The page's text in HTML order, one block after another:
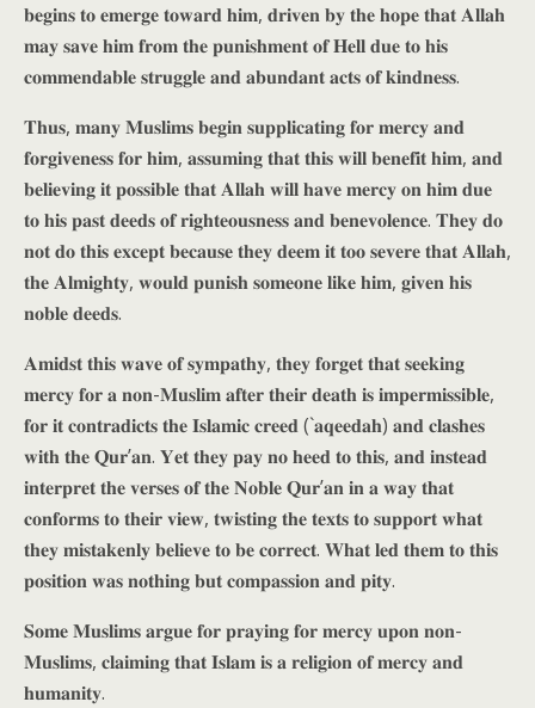
𝐛𝐞𝐠𝐢𝐧𝐬 𝐭𝐨 𝐞𝐦𝐞𝐫𝐠𝐞 𝐭𝐨𝐰𝐚𝐫𝐝 𝐡𝐢𝐦, 𝐝𝐫𝐢𝐯𝐞𝐧 𝐛𝐲 𝐭𝐡𝐞 𝐡𝐨𝐩𝐞 𝐭𝐡𝐚𝐭 𝐀𝐥𝐥𝐚𝐡
𝐦𝐚𝐲 𝐬𝐚𝐯𝐞 𝐡𝐢𝐦 𝐟𝐫𝐨𝐦 𝐭𝐡𝐞 𝐩𝐮𝐧𝐢𝐬𝐡𝐦𝐞𝐧𝐭 𝐨𝐟 𝐇𝐞𝐥𝐥 𝐝𝐮𝐞 𝐭𝐨 𝐡𝐢𝐬
𝐜𝐨𝐦𝐦𝐞𝐧𝐝𝐚𝐛𝐥𝐞 𝐬𝐭𝐫𝐮𝐠𝐠𝐥𝐞 𝐚𝐧𝐝 𝐚𝐛𝐮𝐧𝐝𝐚𝐧𝐭 𝐚𝐜𝐭𝐬 𝐨𝐟 𝐤𝐢𝐧𝐝𝐧𝐞𝐬𝐬.
𝐓𝐡𝐮𝐬, 𝐦𝐚𝐧𝐲 𝐌𝐮𝐬𝐥𝐢𝐦𝐬 𝐛𝐞𝐠𝐢𝐧 𝐬𝐮𝐩𝐩𝐥𝐢𝐜𝐚𝐭𝐢𝐧𝐠 𝐟𝐨𝐫 𝐦𝐞𝐫𝐜𝐲 𝐚𝐧𝐝
𝐟𝐨𝐫𝐠𝐢𝐯𝐞𝐧𝐞𝐬𝐬 𝐟𝐨𝐫 𝐡𝐢𝐦, 𝐚𝐬𝐬𝐮𝐦𝐢𝐧𝐠 𝐭𝐡𝐚𝐭 𝐭𝐡𝐢𝐬 𝐰𝐢𝐥𝐥 𝐛𝐞𝐧𝐞𝐟𝐢𝐭 𝐡𝐢𝐦, 𝐚𝐧𝐝
𝐛𝐞𝐥𝐢𝐞𝐯𝐢𝐧𝐠 𝐢𝐭 𝐩𝐨𝐬𝐬𝐢𝐛𝐥𝐞 𝐭𝐡𝐚𝐭 𝐀𝐥𝐥𝐚𝐡 𝐰𝐢𝐥𝐥 𝐡𝐚𝐯𝐞 𝐦𝐞𝐫𝐜𝐲 𝐨𝐧 𝐡𝐢𝐦 𝐝𝐮𝐞
𝐭𝐨 𝐡𝐢𝐬 𝐩𝐚𝐬𝐭 𝐝𝐞𝐞𝐝𝐬 𝐨𝐟 𝐫𝐢𝐠𝐡𝐭𝐞𝐨𝐮𝐬𝐧𝐞𝐬𝐬 𝐚𝐧𝐝 𝐛𝐞𝐧𝐞𝐯𝐨𝐥𝐞𝐧𝐜𝐞. 𝐓𝐡𝐞𝐲 𝐝𝐨
𝐧𝐨𝐭 𝐝𝐨 𝐭𝐡𝐢𝐬 𝐞𝐱𝐜𝐞𝐩𝐭 𝐛𝐞𝐜𝐚𝐮𝐬𝐞 𝐭𝐡𝐞𝐲 𝐝𝐞𝐞𝐦 𝐢𝐭 𝐭𝐨𝐨 𝐬𝐞𝐯𝐞𝐫𝐞 𝐭𝐡𝐚𝐭 𝐀𝐥𝐥𝐚𝐡,
𝐭𝐡𝐞 𝐀𝐥𝐦𝐢𝐠𝐡𝐭𝐲, 𝐰𝐨𝐮𝐥𝐝 𝐩𝐮𝐧𝐢𝐬𝐡 𝐬𝐨𝐦𝐞𝐨𝐧𝐞 𝐥𝐢𝐤𝐞 𝐡𝐢𝐦, 𝐠𝐢𝐯𝐞𝐧 𝐡𝐢𝐬
𝐧𝐨𝐛𝐥𝐞 𝐝𝐞𝐞𝐝𝐬.
𝐀𝐦𝐢𝐝𝐬𝐭 𝐭𝐡𝐢𝐬 𝐰𝐚𝐯𝐞 𝐨𝐟 𝐬𝐲𝐦𝐩𝐚𝐭𝐡𝐲, 𝐭𝐡𝐞𝐲 𝐟𝐨𝐫𝐠𝐞𝐭 𝐭𝐡𝐚𝐭 𝐬𝐞𝐞𝐤𝐢𝐧𝐠
𝐦𝐞𝐫𝐜𝐲 𝐟𝐨𝐫 𝐚 𝐧𝐨𝐧-𝐌𝐮𝐬𝐥𝐢𝐦 𝐚𝐟𝐭𝐞𝐫 𝐭𝐡𝐞𝐢𝐫 𝐝𝐞𝐚𝐭𝐡 𝐢𝐬 𝐢𝐦𝐩𝐞𝐫𝐦𝐢𝐬𝐬𝐢𝐛𝐥𝐞,
𝐟𝐨𝐫 𝐢𝐭 𝐜𝐨𝐧𝐭𝐫𝐚𝐝𝐢𝐜𝐭𝐬 𝐭𝐡𝐞 𝐈𝐬𝐥𝐚𝐦𝐢𝐜 𝐜𝐫𝐞𝐞𝐝 (`𝐚𝐪𝐞𝐞𝐝𝐚𝐡) 𝐚𝐧𝐝 𝐜𝐥𝐚𝐬𝐡𝐞𝐬
𝐰𝐢𝐭𝐡 𝐭𝐡𝐞 𝐐𝐮𝐫’𝐚𝐧. 𝐘𝐞𝐭 𝐭𝐡𝐞𝐲 𝐩𝐚𝐲 𝐧𝐨 𝐡𝐞𝐞𝐝 𝐭𝐨 𝐭𝐡𝐢𝐬, 𝐚𝐧𝐝 𝐢𝐧𝐬𝐭𝐞𝐚𝐝
𝐢𝐧𝐭𝐞𝐫𝐩𝐫𝐞𝐭 𝐭𝐡𝐞 𝐯𝐞𝐫𝐬𝐞𝐬 𝐨𝐟 𝐭𝐡𝐞 𝐍𝐨𝐛𝐥𝐞 𝐐𝐮𝐫’𝐚𝐧 𝐢𝐧 𝐚 𝐰𝐚𝐲 𝐭𝐡𝐚𝐭
𝐜𝐨𝐧𝐟𝐨𝐫𝐦𝐬 𝐭𝐨 𝐭𝐡𝐞𝐢𝐫 𝐯𝐢𝐞𝐰, 𝐭𝐰𝐢𝐬𝐭𝐢𝐧𝐠 𝐭𝐡𝐞 𝐭𝐞𝐱𝐭𝐬 𝐭𝐨 𝐬𝐮𝐩𝐩𝐨𝐫𝐭 𝐰𝐡𝐚𝐭
𝐭𝐡𝐞𝐲 𝐦𝐢𝐬𝐭𝐚𝐤𝐞𝐧𝐥𝐲 𝐛𝐞𝐥𝐢𝐞𝐯𝐞 𝐭𝐨 𝐛𝐞 𝐜𝐨𝐫𝐫𝐞𝐜𝐭. 𝐖𝐡𝐚𝐭 𝐥𝐞𝐝 𝐭𝐡𝐞𝐦 𝐭𝐨 𝐭𝐡𝐢𝐬
𝐩𝐨𝐬𝐢𝐭𝐢𝐨𝐧 𝐰𝐚𝐬 𝐧𝐨𝐭𝐡𝐢𝐧𝐠 𝐛𝐮𝐭 𝐜𝐨𝐦𝐩𝐚𝐬𝐬𝐢𝐨𝐧 𝐚𝐧𝐝 𝐩𝐢𝐭𝐲.
𝐒𝐨𝐦𝐞 𝐌𝐮𝐬𝐥𝐢𝐦𝐬 𝐚𝐫𝐠𝐮𝐞 𝐟𝐨𝐫 𝐩𝐫𝐚𝐲𝐢𝐧𝐠 𝐟𝐨𝐫 𝐦𝐞𝐫𝐜𝐲 𝐮𝐩𝐨𝐧 𝐧𝐨𝐧-
𝐌𝐮𝐬𝐥𝐢𝐦𝐬, 𝐜𝐥𝐚𝐢𝐦𝐢𝐧𝐠 𝐭𝐡𝐚𝐭 𝐈𝐬𝐥𝐚𝐦 𝐢𝐬 𝐚 𝐫𝐞𝐥𝐢𝐠𝐢𝐨𝐧 𝐨𝐟 𝐦𝐞𝐫𝐜𝐲 𝐚𝐧𝐝
𝐡𝐮𝐦𝐚𝐧𝐢𝐭𝐲.